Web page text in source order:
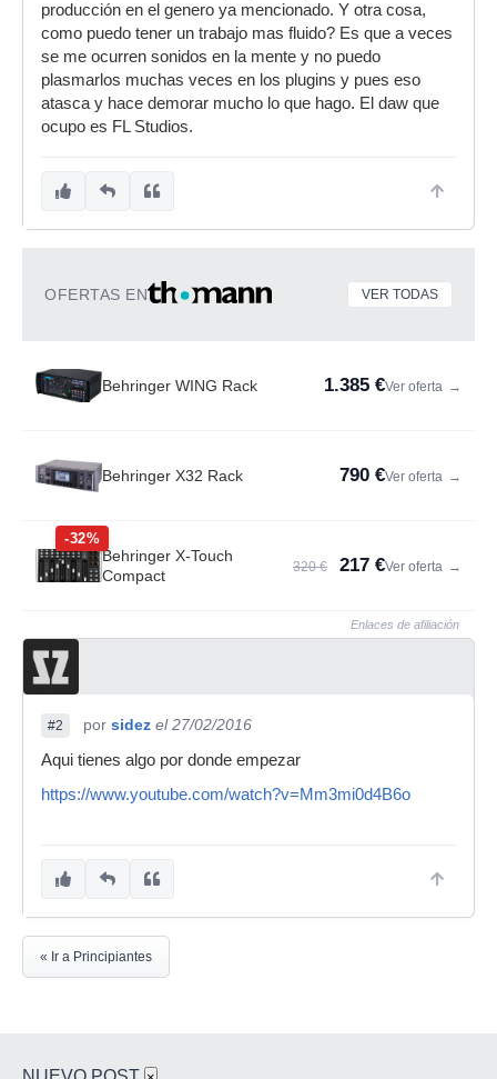
producción en el genero ya mencionado. Y otra cosa,
como puedo tener un trabajo mas fluido? Es que a veces
se me ocurren sonidos en la mente y no puedo
plasmarlos muchas veces en los plugins y pues eso
atasca y hace demorar mucho lo que hago. El daw que
ocupo es FL Studios.
OFERTAS EN VER TODAS
Behringer WING Rack 1.385 €Ver oferta →
Behringer X32 Rack 790 €Ver oferta →
-32%
Behringer X-Touch
Compact
320 € 217 €Ver oferta →
Enlaces de afiliación
#2 por sidez el 27/02/2016
Aqui tienes algo por donde empezar
https://www.youtube.com/watch?v=Mm3mi0d4B6o
« Ir a Principiantes